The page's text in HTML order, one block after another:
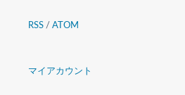
RSS / ATOM
マイアカウント